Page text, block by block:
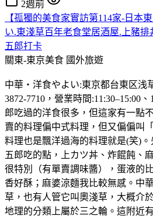
2週前
【孤獨的美食家實訪第114家-日本
い.東淺草百年老食堂居酒屋.上豬
五郎打卡
關東-東京美食 國外旅遊
中華・洋食やよい:東京都台東区浅
3872-7710，營業時間:11:30–15:00
郎吃過的洋食很多，但這家有一點
賣的料理偏中式料理，但又偏偏叫
料理也是飄洋過海的料理就是(笑)
五郎吃的點，上カツ丼、炸餛飩、
很特別（有單賣調味醬），蛋液的
香好酥；麻婆涼麵我比較無感。中
草，也有人管它叫奧淺草，大概介
地理的分類上屬於三之輪。這附近